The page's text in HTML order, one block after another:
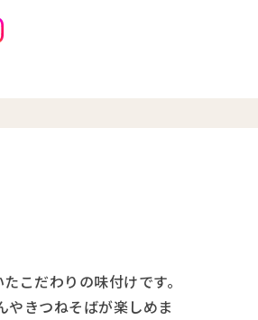
こだわりの味付けです。
やきつねそばが楽しめま